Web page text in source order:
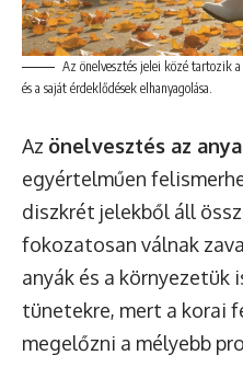
Az önelvesztés jelei közé tartozik
és a saját érdeklődések elhanyagolása.
Az önelvesztés az
egyértelműen
diszkrét jelekből áll
fokozatosan válnak
anyák és a környezetük
tünetekre, mert a korai
megelőzni a mélyebb